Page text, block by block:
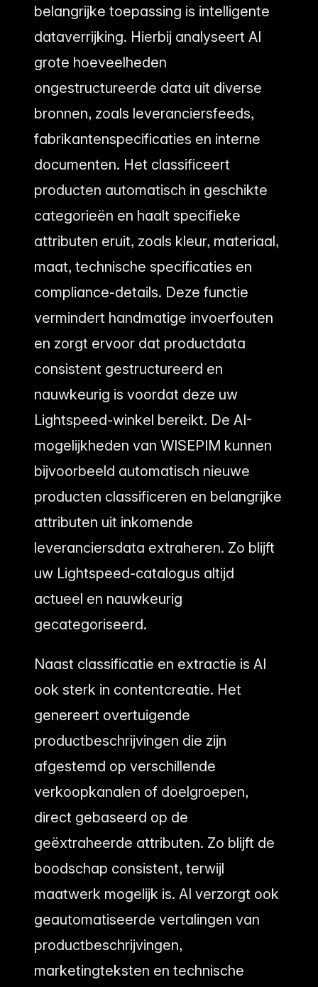
belangrijke toepassing is intelligente
dataverrijking. Hierbij analyseert AI
grote hoeveelheden
ongestructureerde data uit diverse
bronnen, zoals leveranciersfeeds,
fabrikantenspecificaties en interne
documenten. Het classificeert
producten automatisch in geschikte
categorieën en haalt specifieke
attributen eruit, zoals kleur, materiaal,
maat, technische specificaties en
compliance-details. Deze functie
vermindert handmatige invoerfouten
en zorgt ervoor dat productdata
consistent gestructureerd en
nauwkeurig is voordat deze uw
Lightspeed-winkel bereikt. De AI-
mogelijkheden van WISEPIM kunnen
bijvoorbeeld automatisch nieuwe
producten classificeren en belangrijke
attributen uit inkomende
leveranciersdata extraheren. Zo blijft
uw Lightspeed-catalogus altijd
actueel en nauwkeurig
gecategoriseerd.
Naast classificatie en extractie is AI
ook sterk in contentcreatie. Het
genereert overtuigende
productbeschrijvingen die zijn
afgestemd op verschillende
verkoopkanalen of doelgroepen,
direct gebaseerd op de
geëxtraheerde attributen. Zo blijft de
boodschap consistent, terwijl
maatwerk mogelijk is. AI verzorgt ook
geautomatiseerde vertalingen van
productbeschrijvingen,
marketingteksten en technische